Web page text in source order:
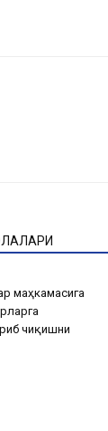
маҳкамасига
чиқишни